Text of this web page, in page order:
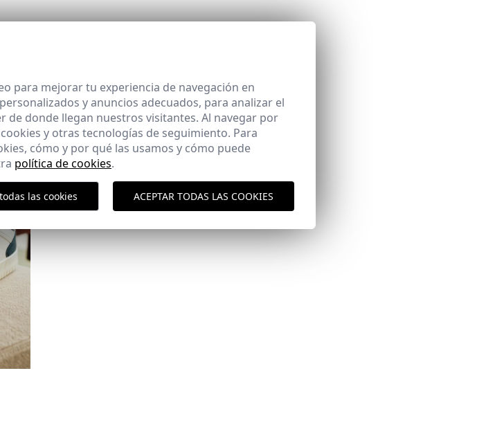
para mejorar tu experiencia de navegación en
y anuncios adecuados, para analizar el
donde llegan nuestros visitantes. Al navegar por
y otras tecnologías de seguimiento. Para
cómo y por qué las usamos y cómo puede
política de cookies.
las cookies ACEPTAR TODAS LAS COOKIES